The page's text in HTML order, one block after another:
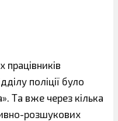
поліції було
Та вже через кілька
розшукових